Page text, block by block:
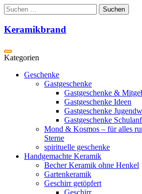
Zum
Inhalt
springen
Suchen
nach:
Keramikbrand
Geschenke
Gastgeschenke
Gastgeschenke &
Gastgeschenke Ideen
Gastgeschenke
Gastgeschenke
Mond & Kosmos – für alles
Sterne
spirituelle geschenke
Handgemachte Keramik
Becher Keramik ohne Henkel
Gartenkeramik
Geschirr getöpfert